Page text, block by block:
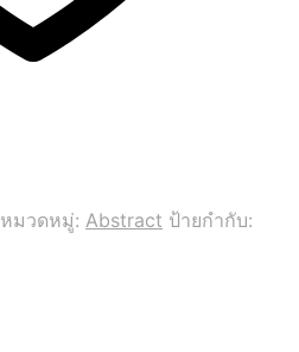
หมวดหมู่: Abstract ป้ายกำกับ: